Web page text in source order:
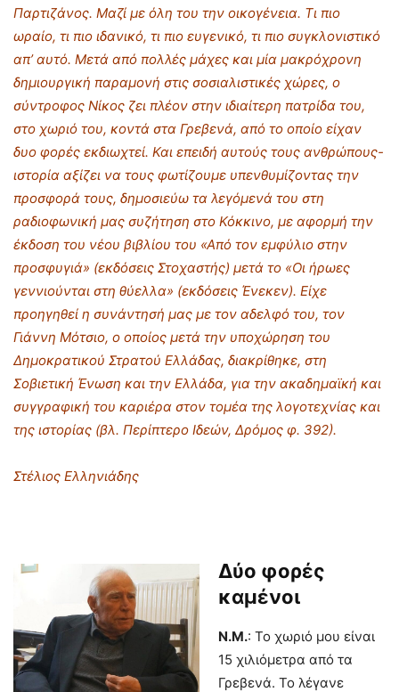
Παρτιζάνος. Μαζί με όλη του την οικογένεια. Τι πιο
ωραίο, τι πιο ιδανικό, τι πιο ευγενικό, τι πιο συγκλονιστικό
απ’ αυτό. Μετά από πολλές μάχες και μία μακρόχρονη
δημιουργική παραμονή στις σοσιαλιστικές χώρες, ο
σύντροφος Νίκος ζει πλέον στην ιδιαίτερη πατρίδα του,
στο χωριό του, κοντά στα Γρεβενά, από το οποίο είχαν
δυο φορές εκδιωχτεί. Και επειδή αυτούς τους ανθρώπους-
ιστορία αξίζει να τους φωτίζουμε υπενθυμίζοντας την
προσφορά τους, δημοσιεύω τα λεγόμενά του στη
ραδιοφωνική μας συζήτηση στο Κόκκινο, με αφορμή την
έκδοση του νέου βιβλίου του «Από τον εμφύλιο στην
προσφυγιά» (εκδόσεις Στοχαστής) μετά το «Οι ήρωες
γεννιούνται στη θύελλα» (εκδόσεις Ένεκεν). Είχε
προηγηθεί η συνάντησή μας με τον αδελφό του, τον
Γιάννη Μότσιο, ο οποίος μετά την υποχώρηση του
Δημοκρατικού Στρατού Ελλάδας, διακρίθηκε, στη
Σοβιετική Ένωση και την Ελλάδα, για την ακαδημαϊκή και
συγγραφική του καριέρα στον τομέα της λογοτεχνίας και
της ιστορίας (βλ. Περίπτερο Ιδεών, Δρόμος φ. 392).
Στέλιος Ελληνιάδης
Δύο φορές
καμένοι
Ν.Μ.: Το χωριό μου είναι
15 χιλιόμετρα από τα
Γρεβενά. Το λέγανε